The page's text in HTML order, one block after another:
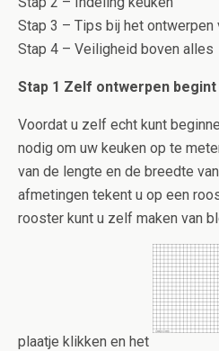
Stap 3 – Tips bij het ontwerpen
Stap 4 – Veiligheid boven alles
Stap 1 Zelf ontwerpen
Voordat u zelf echt kunt
nodig om uw keuken op te
van de lengte en de breedte
afmetingen tekent u op een
rooster kunt u zelf maken van
plaatje klikken en het